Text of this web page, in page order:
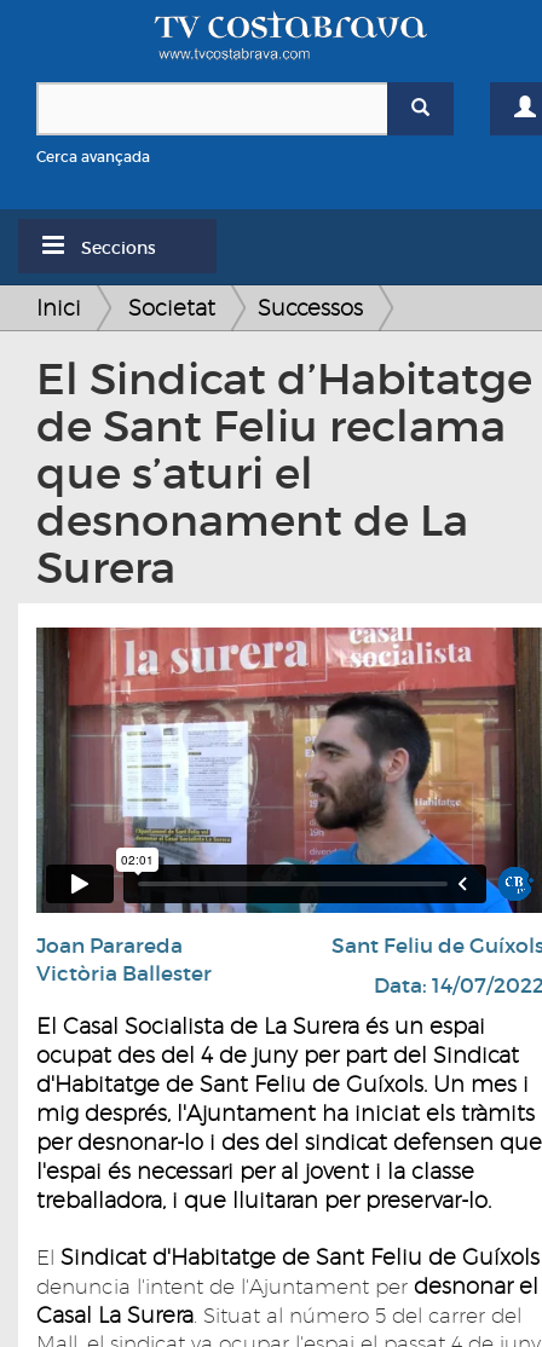
Cerca avançada
Seccions
Inici Societat Successos
El Sindicat d’Habitatge
de Sant Feliu reclama
que s’aturi el
desnonament de La
Surera
Joan Parareda
Victòria Ballester
Sant Feliu de
Data: 14/07/
El Casal Socialista de La Surera és un espai
ocupat des del 4 de juny per part del Sindicat
d'Habitatge de Sant Feliu de Guíxols. Un mes i
mig després, l'Ajuntament ha iniciat els tràmits
per desnonar-lo i des del sindicat defensen que
l'espai és necessari per al jovent i la classe
treballadora, i que lluitaran per preservar-lo.
El Sindicat d'Habitatge de Sant Feliu de Guíxols
denuncia l'intent de l'Ajuntament per desnonar el
Casal La Surera . Situat al número 5 del carrer del